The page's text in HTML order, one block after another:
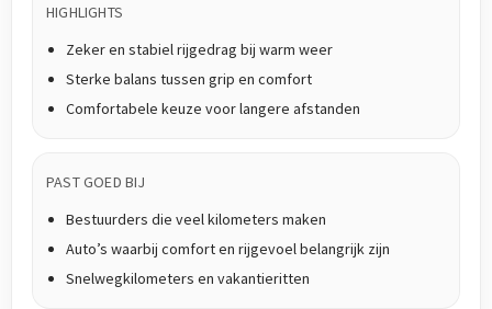
HIGHLIGHTS
Zeker en stabiel rijgedrag bij warm weer
Sterke balans tussen grip en comfort
Comfortabele keuze voor langere afstanden
PAST GOED BIJ
Bestuurders die veel kilometers maken
Auto’s waarbij comfort en rijgevoel belangrijk zijn
Snelwegkilometers en vakantieritten